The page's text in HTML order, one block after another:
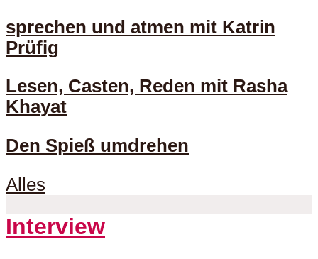
sprechen und atmen mit Katrin
Prüfig
Lesen, Casten, Reden mit Rasha
Khayat
Den Spieß umdrehen
Alles
Interview